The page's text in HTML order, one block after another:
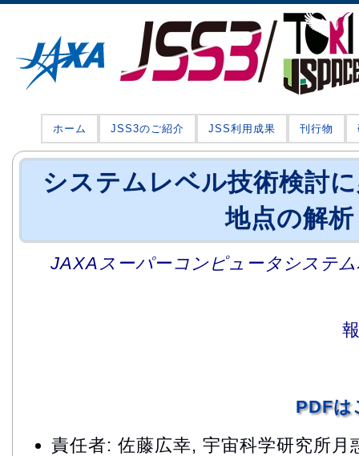
ホーム JSS3のご紹介 JSS利用成果 刊行物
システムレベル技術検討
地点の解析
JAXAスーパーコンピュータシステ
PDFは
責任者: 佐藤広幸, 宇宙科学研究所